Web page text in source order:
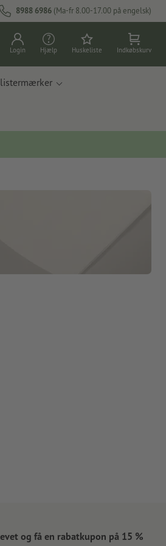
8988 6986 (Ma-fr 8.00-17.00 på engelsk)
Login Hjælp Huskeliste Indkøbskurv
og få en rabatkupon på 15 %